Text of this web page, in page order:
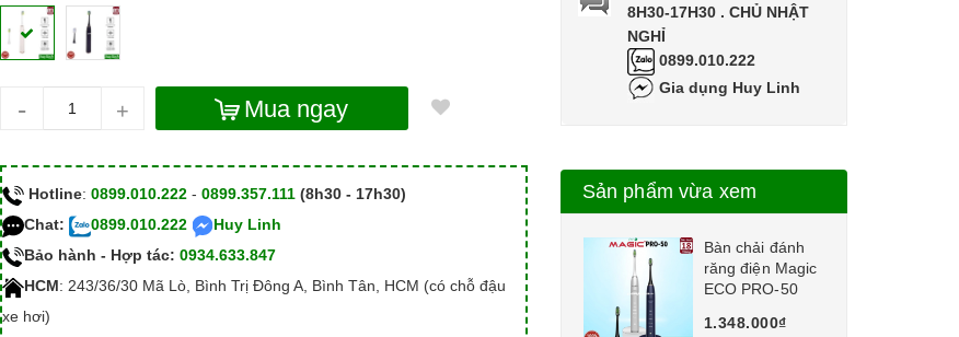
- + Mua ngay
Hotline: 0899.010.222- 0899.357.111 (8h30 - 17h30)
Chat:
0899.010.222
Huy Linh
Bảo hành - Hợp tác: 0934.633.847
HCM: 243/36/30 Mã Lò, Bình Trị Đông A, Bình Tân, HCM (có chỗ đậu
xe hơi)
8H30-17H30 . CHỦ NHẬT
NGHỈ
0899.010.222
Gia dụng Huy Linh
Sản phẩm vừa xem
Bàn chải đánh
răng điện Magic
ECO PRO-50
1.348.000₫